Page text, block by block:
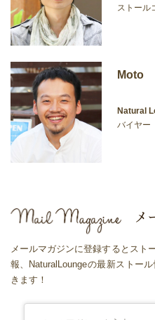
ストール
Moto
Natural
バイヤー
メールマガジンに登録するとスト
報、NaturalLoungeの最新ストー
きます！